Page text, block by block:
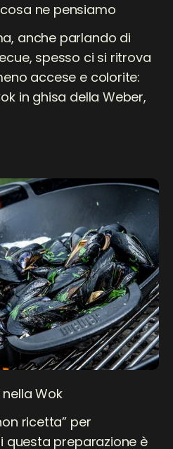
ne pensiamo
anche parlando di
spesso ci si ritrova
accese e colorite:
in ghisa della Weber,
Wok
ricetta” per
questa preparazione è